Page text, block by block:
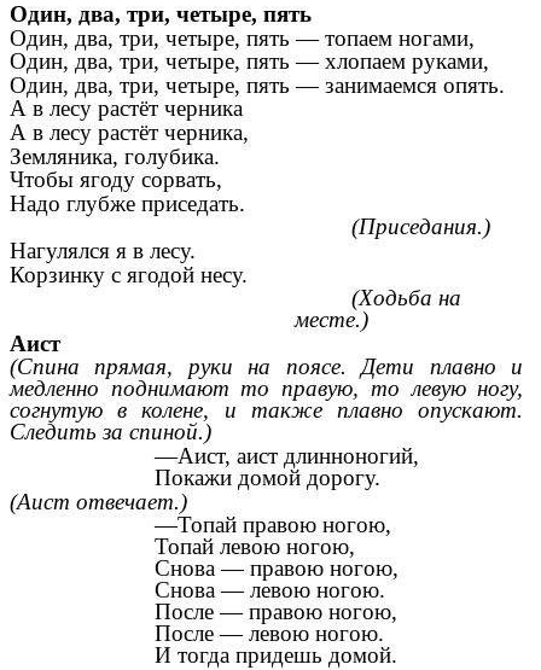
Один, два, три, четыре, пять
Один, два, три, четыре, пять — топаем ногами,
Один, два, три, четыре, пять — хлопаем руками,
Один, два, три, четыре, пять — занимаемся опять.
А в лесу растёт черника
А в лесу растёт черника,
Земляника, голубика.
Чтобы ягоду сорвать,
Надо глубже приседать.
(Приседания.)
Нагулялся я в лесу.
Корзинку с ягодой несу.
(Ходьба на
месте.)
Аист
(Спина прямая, руки на поясе. Дети плавно и
медленно поднимают то правую, то левую ногу,
согнутую в колене, и также плавно опускают.
Следить за спиной.)
—Аист, аист длинноногий,
Покажи домой дорогу.
(Аист отвечает.)
—Топай правою ногою,
Топай левою ногою,
Снова — правою ногою,
Снова — левою ногою.
После — правою ногою,
После — левою ногою.
И тогда придешь домой.